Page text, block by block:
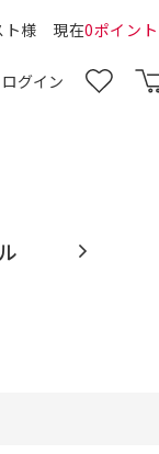
ト様 現在0ポイント
ログイン